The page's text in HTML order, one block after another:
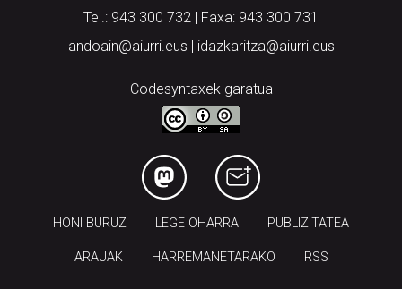
Tel.: 943 300 732 | Faxa: 943 300 731
andoain@aiurri.eus | idazkaritza@aiurri.eus
Codesyntaxek garatua
HONI BURUZ LEGE OHARRA PUBLIZITATEA
ARAUAK HARREMANETARAKO RSS